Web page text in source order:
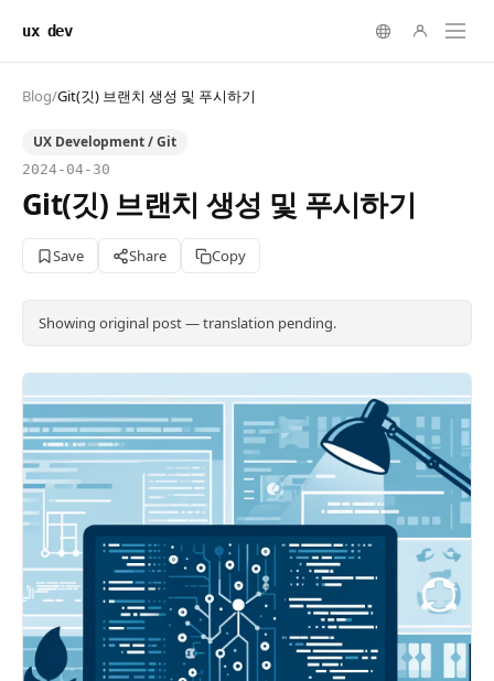
ux dev
Blog/Git(깃) 브랜치 생성 및 푸시하기
UX Development / Git
2024-04-30
Git(깃) 브랜치 생성 및 푸시하기
Save Share Copy
Showing original post — translation pending.